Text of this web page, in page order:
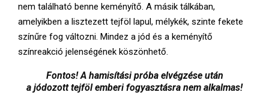
nem található benne keményítő. A másik tálkában,
amelyikben a lisztezett tejföl lapul, mélykék, szinte fekete
színűre fog változni. Mindez a jód és a keményítő
színreakció jelenségének köszönhető.
Fontos! A hamisítási próba elvégzése után
a jódozott tejföl emberi fogyasztásra nem alkalmas!